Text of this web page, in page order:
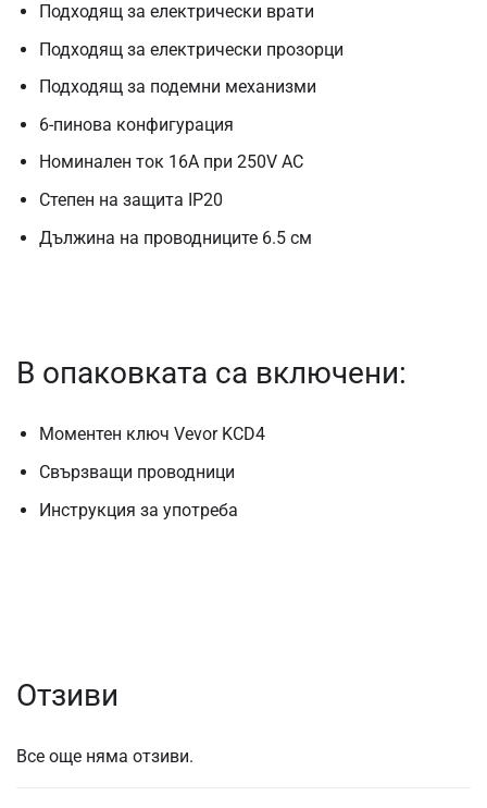
Подходящ за електрически врати
Подходящ за електрически прозорци
Подходящ за подемни механизми
6-пинова конфигурация
Номинален ток 16A при 250V AC
Степен на защита IP20
Дължина на проводниците 6.5 см
В опаковката са включени:
Моментен ключ Vevor KCD4
Свързващи проводници
Инструкция за употреба
Отзиви
Все още няма отзиви.